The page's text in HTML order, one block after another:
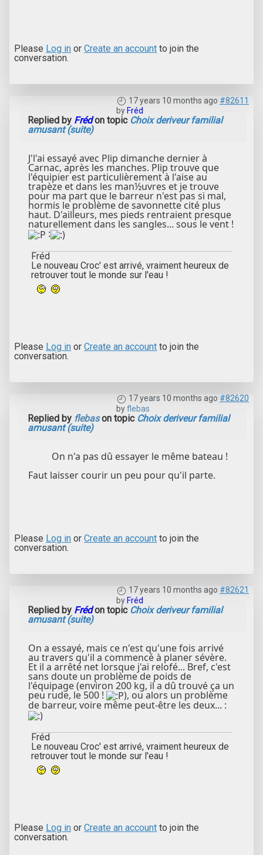
Please Log in or Create an account to join the
conversation.
17 years 10 months ago #82611
by Fréd
Replied by Frédon topic Choix deriveur familial
amusant (suite)
J'l'ai essayé avec Plip dimanche dernier à
Carnac, après les manches. Plip trouve que
l'équipier est particulièrement à l'aise au
trapèze et dans les man½uvres et je trouve
pour ma part que le barreur n'est pas si mal,
hormis le problème de savonnette cité plus
haut. D'ailleurs, mes pieds rentraient presque
naturellement dans les sangles... sous le vent !
:
Fréd
Le nouveau Croc' est arrivé, vraiment heureux de
retrouver tout le monde sur l'eau !
Please Log in or Create an account to join the
conversation.
17 years 10 months ago #82620
byflebas
Replied by flebason topic Choix deriveur familial
amusant (suite)
On n'a pas dû essayer le même bateau !
Faut laisser courir un peu pour qu'il parte.
Please Log in or Create an account to join the
conversation.
17 years 10 months ago #82621
byFréd
Replied by Frédon topic Choix deriveur familial
amusant (suite)
On a essayé, mais ce n'est qu'une fois arrivé
au travers qu'il a commencé à planer sévère.
Et il a arrêté net lorsque j'ai relofé... Bref, c'est
sans doute un problème de poids de
l'équipage (environ 200 kg, il a dû trouvé ça un
peu rude, le 500 !
), ou alors un problème
de barreur, voire même peut-être les deux... :
Fréd
Le nouveau Croc' est arrivé, vraiment heureux de
retrouver tout le monde sur l'eau !
Please Log in or Create an account to join the
conversation.